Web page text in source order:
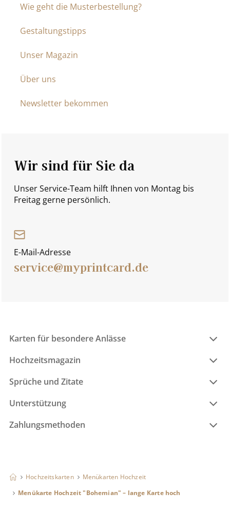
Wie geht die Musterbestellung?
Gestaltungstipps
Unser Magazin
Über uns
Newsletter bekommen
Wir sind für Sie da
Unser Service-Team hilft Ihnen von Montag bis
Freitag gerne persönlich.
E-Mail-Adresse
service@myprintcard.de
Karten für besondere Anlässe
Hochzeitsmagazin
Sprüche und Zitate
Unterstützung
Zahlungsmethoden
Hochzeitskarten
Menükarten Hochzeit
Menükarte Hochzeit "Bohemian" – lange Karte hoch